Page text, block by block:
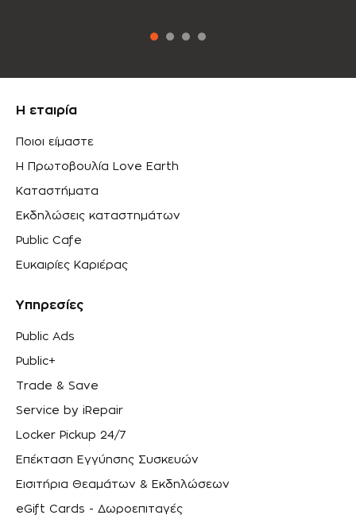
Η εταιρία
Ποιοι είμαστε
Η Πρωτοβουλία Love Earth
Καταστήματα
Εκδηλώσεις καταστημάτων
Public Cafe
Ευκαιρίες Καριέρας
Υπηρεσίες
Public Ads
Public+
Trade & Save
Service by iRepair
Locker Pickup 24/7
Επέκταση Εγγύησης Συσκευών
Εισιτήρια Θεαμάτων & Εκδηλώσεων
eGift Cards - Δωροεπιταγές